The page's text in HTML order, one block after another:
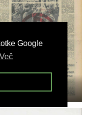
Google
Več